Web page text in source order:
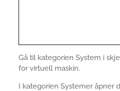
Gå til kategorien System i
for virtuell maskin.
I kategorien Systemer åpner